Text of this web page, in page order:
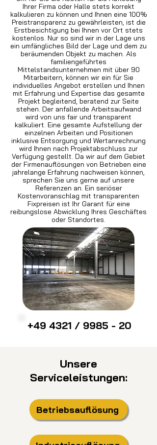
Ihrer Firma oder Halle stets korrekt
kalkulieren zu können und Ihnen eine 100%
Preistransparenz zu gewährleisten, ist die
Erstbesichtigung bei Ihnen vor Ort stets
kostenlos. Nur so sind wir in der Lage uns
ein umfängliches Bild der Lage und dem zu
beräumenden Objekt zu machen. Als
familiengeführtes
Mittelstandsunternehmen mit über 90
Mitarbeitern, können wir ein für Sie
individuelles Angebot erstellen und Ihnen
mit Erfahrung und Expertise das gesamte
Projekt begleitend, beratend zur Seite
stehen. Der anfallende Arbeitsaufwand
wird von uns fair und transparent
kalkuliert. Eine gesamte Aufstellung der
einzelnen Arbeiten und Positionen
inklusive Entsorgung und Wertanrechnung
wird Ihnen nach Projektabschluss zur
Verfügung gestellt. Da wir auf dem Gebiet
der Firmenauflösungen von Betrieben eine
jahrelange Erfahrung nachweisen können,
sprechen Sie uns gerne auf unsere
Referenzen an. Ein seriöser
Kostenvoranschlag mit transparenten
Fixpreisen ist Ihr Garant für eine
reibungslose Abwicklung Ihres Geschäftes
oder Standortes.
+49 4321 / 9985 - 20
Unsere
Serviceleistungen:
Betriebsauflösung